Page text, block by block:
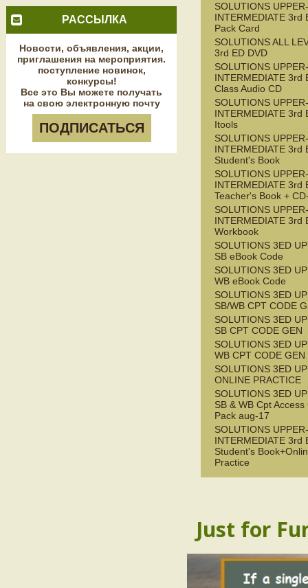
РАССЫЛКА
Новости, объявления, акции,
приглашения на мероприятия.
поступление новинок,
конкурсы!
Все это Вы можете получать
на свою электронную почту
ПОДПИСАТЬСЯ
SOLUTIONS UPPER-
INTERMEDIATE 3rd
Pack Card
SOLUTIONS ALL
3rd ED DVD
SOLUTIONS UPPER-
INTERMEDIATE 3rd
Class Audio CD
SOLUTIONS UPPER-
INTERMEDIATE 3rd
Itools
SOLUTIONS UPPER-
INTERMEDIATE 3rd
Student's Book
SOLUTIONS UPPER-
INTERMEDIATE 3rd
Teacher's Book +
SOLUTIONS UPPER-
INTERMEDIATE 3rd
Workbook
SOLUTIONS 3ED
SB eBook Code
SOLUTIONS 3ED
WB eBook Code
SOLUTIONS 3ED
SB/WB CPT CODE
SOLUTIONS 3ED
SB CPT CODE GEN
SOLUTIONS 3ED
WB CPT CODE GEN
SOLUTIONS 3ED
ONLINE PRACTICE
SOLUTIONS 3ED
SB & WB Cpt Access
Pack aug-17
SOLUTIONS UPPER-
INTERMEDIATE 3rd
Student's
Practice
Just for